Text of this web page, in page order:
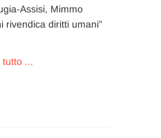
Assisi, Mimmo
rivendica diritti umani”
tutto ...